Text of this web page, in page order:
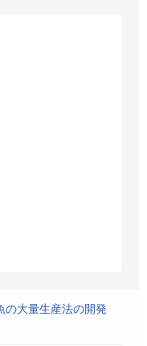
の大量生産法の開発